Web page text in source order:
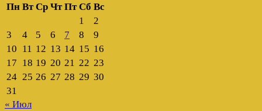
Пн Вт Ср Чт Пт Сб Вс
1
2
3
4 5 6 7 8
9
10 11 12 13 14 15 16
17 18 19 20 21 22 23
24 25 26 27 28 29 30
31
« Июл